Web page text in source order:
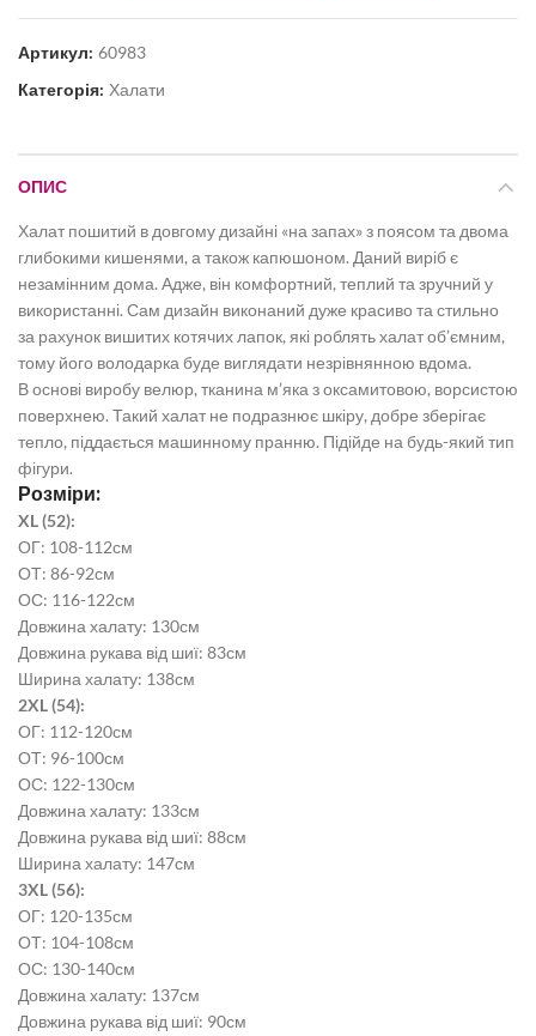
Артикул: 60983
Категорія: Халати
ОПИС
Халат пошитий в довгому дизайні «на запах» з поясом та двома
глибокими кишенями, а також капюшоном. Даний виріб є
незамінним дома. Адже, він комфортний, теплий та зручний у
використанні. Сам дизайн виконаний дуже красиво та стильно
за рахунок вишитих котячих лапок, які роблять халат об’ємним,
тому його володарка буде виглядати незрівнянною вдома.
В основі виробу велюр, тканина м’яка з оксамитовою, ворсистою
поверхнею. Такий халат не подразнює шкіру, добре зберігає
тепло, піддається машинному пранню. Підійде на будь-який тип
фігури.
Розміри:
XL (52):
ОГ: 108-112см
ОТ: 86-92см
ОС: 116-122см
Довжина халату: 130см
Довжина рукава від шиї: 83см
Ширина халату: 138см
2XL (54):
ОГ: 112-120см
ОТ: 96-100см
ОС: 122-130см
Довжина халату: 133см
Довжина рукава від шиї: 88см
Ширина халату: 147см
3XL (56):
ОГ: 120-135см
ОТ: 104-108см
ОС: 130-140см
Довжина халату: 137см
Довжина рукава від шиї: 90см